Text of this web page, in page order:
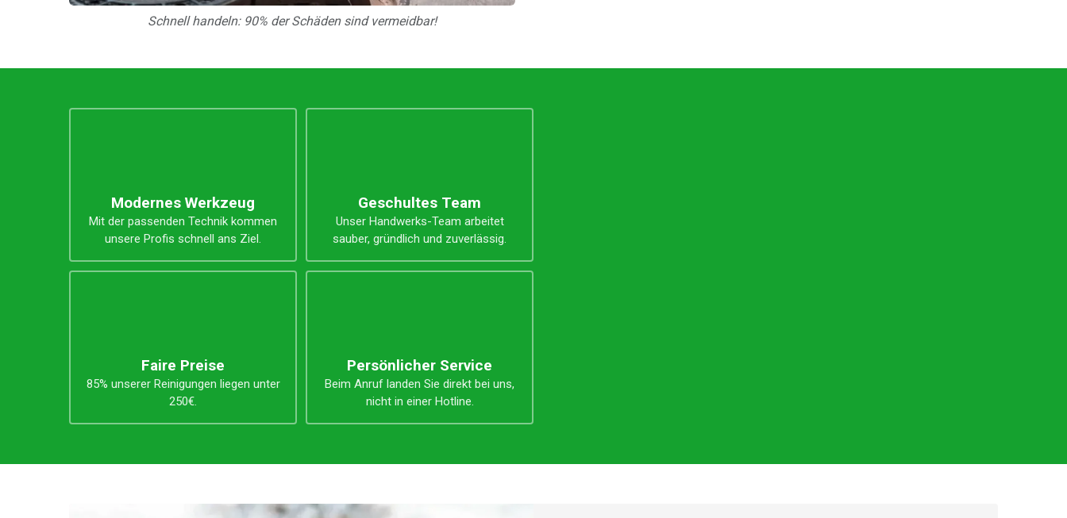
Schnell handeln: 90% der Schäden sind vermeidbar!
Unsere Vorteile
Modernes Werkzeug
Mit der passenden Technik kommen
unsere Profis schnell ans Ziel.
Geschultes Team
Unser Handwerks-Team arbeitet
sauber, gründlich und zuverlässig.
Faire Preise
85% unserer Reinigungen liegen unter
250€.
Persönlicher Service
Beim Anruf landen Sie direkt bei uns,
nicht in einer Hotline.